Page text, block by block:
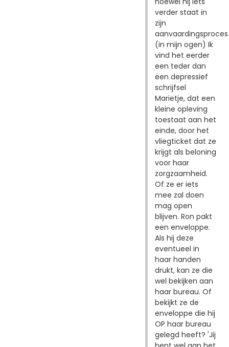
verder staat in
zijn
aanvaardingsproces
(in mijn ogen) Ik
vind het eerder
een teder dan
een depressief
schrijfsel
Marietje, dat een
kleine opleving
toestaat aan het
einde, door het
vliegticket dat ze
krijgt als beloning
voor haar
zorgzaamheid.
Of ze er iets
mee zal doen
mag open
blijven. Ron pakt
een enveloppe.
Als hij deze
eventueel in
haar handen
drukt, kan ze die
wel bekijken aan
haar bureau. Of
bekijkt ze de
enveloppe die hij
OP haar bureau
gelegd heeft? 'Jij